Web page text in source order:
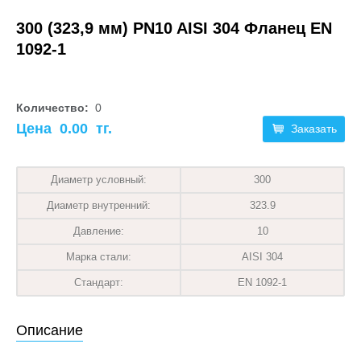
300 (323,9 мм) PN10 AISI 304 Фланец EN
1092-1
Количество: 0
Заказать
Цена 0.00 тг.
Диаметр условный: 300
Диаметр внутренний: 323.9
Давление: 10
Марка стали: AISI 304
Стандарт: EN 1092-1
Описание